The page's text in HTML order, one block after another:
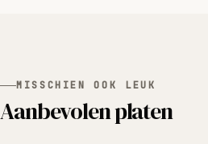
MISSCHIEN OOK LEUK
Aanbevolen platen